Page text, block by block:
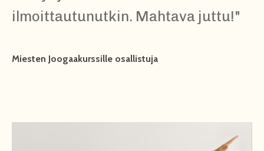
ilmoittautunutkin. Mahtava juttu!"
Miesten Joogaakurssille osallistuja